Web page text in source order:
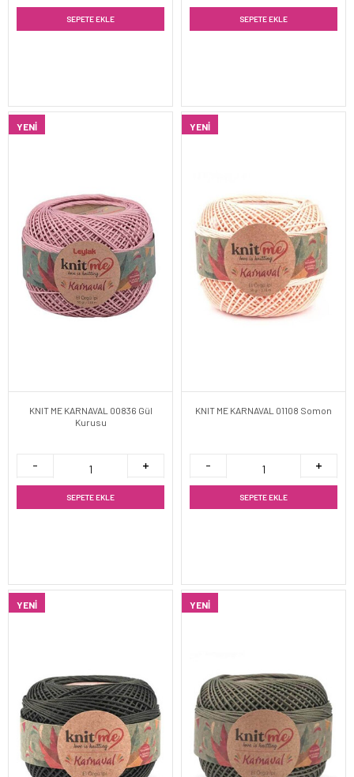
SEPETE EKLE SEPETE EKLE
YENI
KNIT ME KARNAVAL 00836 Gül
Kurusu
SEPETE EKLE
YENI
KNIT ME KARNAVAL 01108 Somon
SEPETE EKLE
YENI YENI